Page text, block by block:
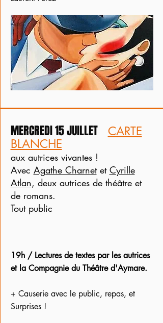
MERCREDI 15 JUILLET CARTE
BLANCHE
aux autrices vivantes !
Avec Agathe Charnetet Cyrille
Atlan, deux autrices de théâtre et
de romans.
Tout public
19h / Lectures de textes par les autrices
et la Compagnie du Théâtre d'Aymare.
+ Causerie avec le public, repas, et
Surprises !